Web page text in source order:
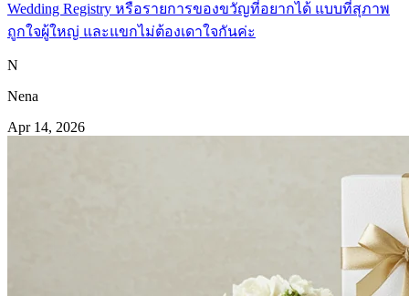
Wedding Registry หรือรายการของขวัญที่อยากได้ แบบที่สุภาพ
ถูกใจผู้ใหญ่ และแขกไม่ต้องเดาใจกันค่ะ
N
Nena
Apr 14, 2026